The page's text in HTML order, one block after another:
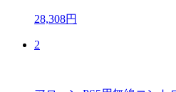
28,308円
2